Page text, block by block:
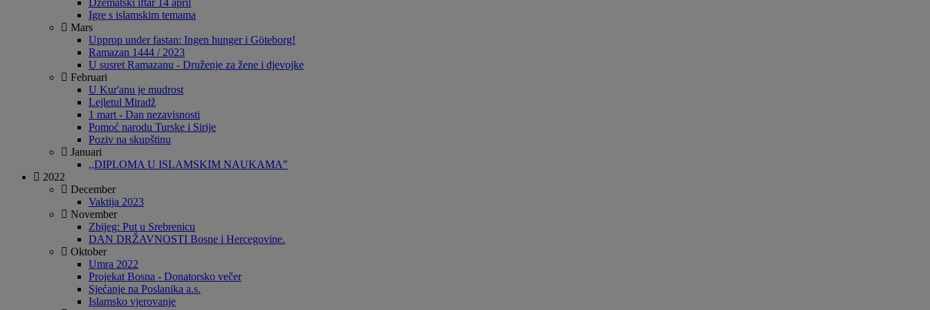
Igre s islamskim temama
Mars
Upprop under fastan: Ingen hunger i Göteborg!
Ramazan 1444 / 2023
U susret Ramazanu - Druženje za žene i djevojke
Februari
U Kur'anu je mudrost
Lejletul Miradž
1 mart - Dan nezavisnosti
Pomoć narodu Turske i Sirije
Poziv na skupštinu
Januari
,,DIPLOMA U ISLAMSKIM NAUKAMA"
2022
December
Vaktija 2023
November
Zbijeg: Put u Srebrenicu
DAN DRŽAVNOSTI Bosne i Hercegovine.
Oktober
Umra 2022
Projekat Bosna - Donatorsko večer
Sjećanje na Poslanika a.s.
Islamsko vjerovanje